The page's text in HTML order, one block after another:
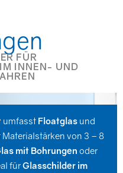
FÜR
INNEN- UND
umfasst Floatglas und
Materialstärken von 3 – 8
mit Bohrungen oder
fürGlasschilder im